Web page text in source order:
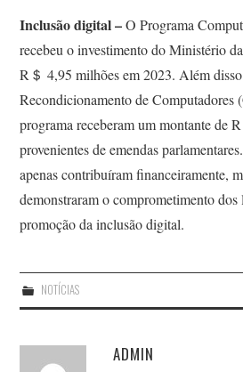
Inclusão digital –O Programa
recebeu o investimento do Ministério
R＄ 4,95 milhões em 2023. Além
Recondicionamento de Computadores
programa receberam um montante de
provenientes de emendas
apenas contribuíram financeiramente,
demonstraram o comprometimento dos
promoção da inclusão digital.
NOTÍCIAS
ADMIN